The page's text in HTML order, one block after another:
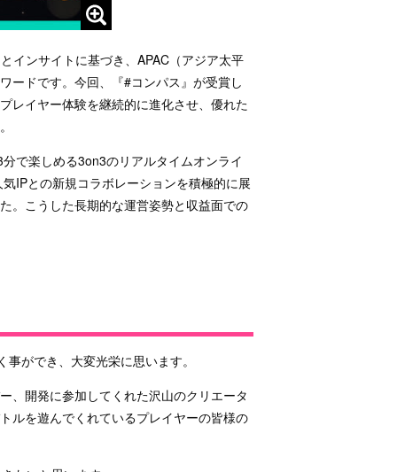
インサイトに基づき、APAC（アジア太平
ードです。今回、『#コンパス』が受賞し
レイヤー体験を継続的に進化させ、優れた
で楽しめる3on3のリアルタイムオンライ
IPとの新規コラボレーションを積極的に展
。こうした長期的な運営姿勢と収益面での
ができ、大変光栄に思います。
、開発に参加してくれた沢山のクリエータ
ルを遊んでくれているプレイヤーの皆様の